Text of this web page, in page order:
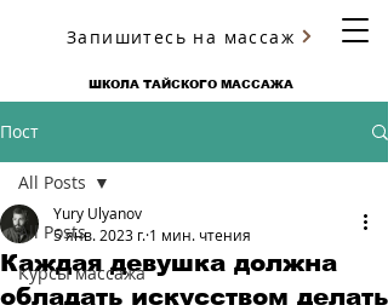
ШКОЛА ТАЙСКОГО МАССАЖА
ЮРИЯ УЛЬЯНОВА
Запишитесь на массаж
Пост
All Posts
Курсы массажа
All Posts
Каждая девушка должна
обладать искусством делать
Yury Ulyanov
5 янв. 2023 г. 1 мин. чтения